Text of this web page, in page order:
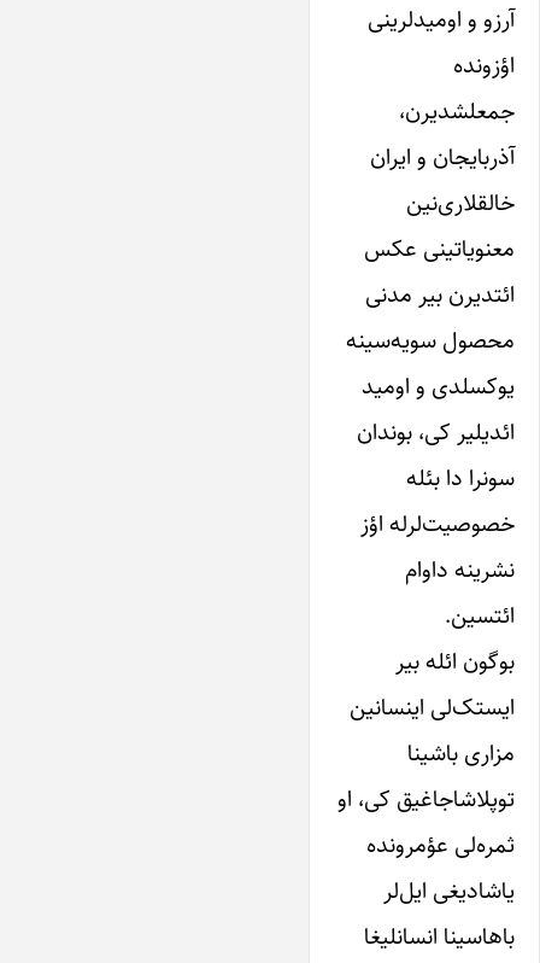
آرزو و اومیدلرینی
اؤزونده
جمعلشدیرن،
آذربایجان و ایران
خالقلاری‌نین
معنویاتینی عکس
ائتدیرن بیر مدنی
محصول سویه‌سینه
یوکسلدی و اومید
ائدیلیر کی، بوندان
سونرا دا بئله
خصوصیت‌لرله اؤز
نشرینه داوام
ائتسین.
بوگون ائله بیر
ایستک‌لی اینسانین
مزاری باشینا
توپلاشاجاغیق کی، او
ثمره‌لی عؤمرونده
یاشادیغی ایل‌لر
باهاسینا انسانلیغا